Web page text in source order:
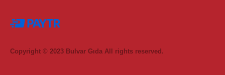
Copyright © 2023 Bulvar Gıda All rights reserved.